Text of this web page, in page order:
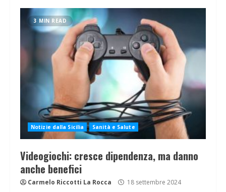
3 MIN READ
Notizie dalla Sicilia Sanità e Salute
Videogiochi: cresce dipendenza, ma danno
anche benefici
Carmelo Riccotti La Rocca 18 settembre 2024